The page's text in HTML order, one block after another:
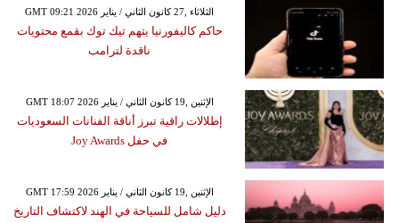
GMT 09:21 2026 الثلاثاء ,27 كانون الثاني / يناير
حاكم كاليفورنيا يتهم تيك توك بقمع محتويات
ناقدة لترامب
GMT 18:07 2026 الإثنين ,19 كانون الثاني / يناير
إطلالات راقية تبرز أناقة الفنانات السعوديات
في حفل Joy Awards
GMT 17:59 2026 الإثنين ,19 كانون الثاني / يناير
دليل شامل للسياحة في الهند لاكتشاف التاريخ